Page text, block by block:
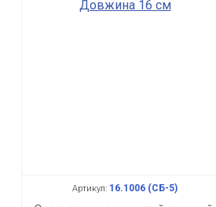
Артикул: 16.1006 (СБ-5)